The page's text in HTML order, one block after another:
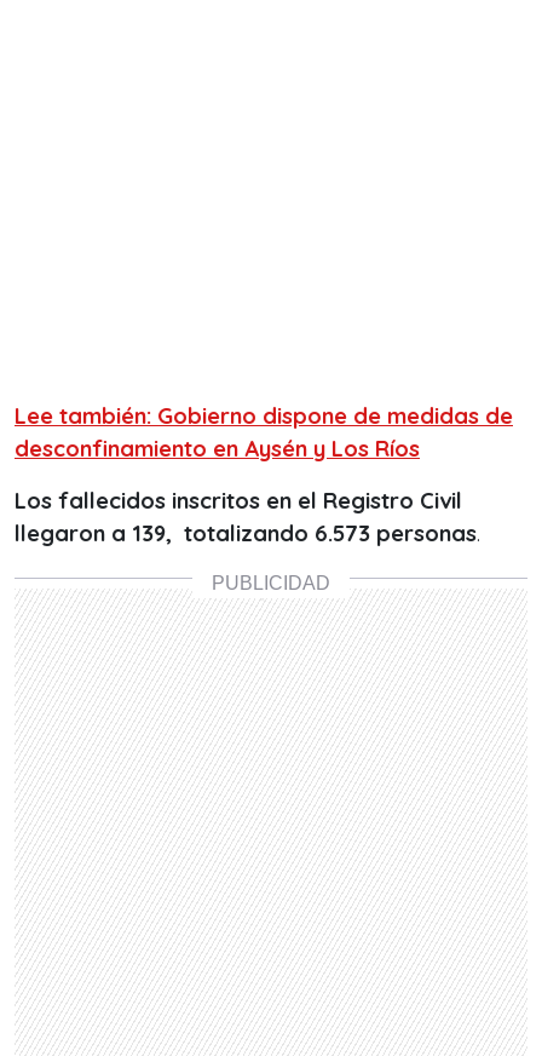
Lee también: Gobierno dispone de medidas de
desconfinamiento en Aysén y Los Ríos
Los fallecidos inscritos en el Registro Civil
llegaron a 139, totalizando 6.573 personas.